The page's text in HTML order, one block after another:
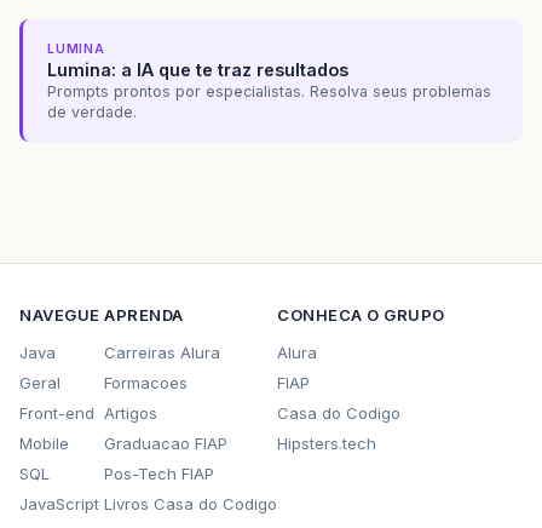
LUMINA
Lumina: a IA que te traz resultados
Prompts prontos por especialistas. Resolva seus problemas
de verdade.
NAVEGUE
Java
Geral
Front-end
Mobile
SQL
JavaScript
APRENDA
Carreiras Alura
Formacoes
Artigos
Graduacao FIAP
Pos-Tech FIAP
Livros Casa do Codigo
CONHECA O GRUPO
Alura
FIAP
Casa do Codigo
Hipsters.tech